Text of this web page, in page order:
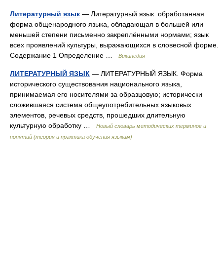
Литературный язык — Литературный язык обработанная
форма общенародного языка, обладающая в большей или
меньшей степени письменно закреплёнными нормами; язык
всех проявлений культуры, выражающихся в словесной форме.
Содержание 1 Определение …
Википедия
ЛИТЕРАТУРНЫЙ ЯЗЫК — ЛИТЕРАТУРНЫЙ ЯЗЫК. Форма
исторического существования национального языка,
принимаемая его носителями за образцовую; исторически
сложившаяся система общеупотребительных языковых
элементов, речевых средств, прошедших длительную
культурную обработку …
Новый словарь методических терминов и
понятий (теория и практика обучения языкам)